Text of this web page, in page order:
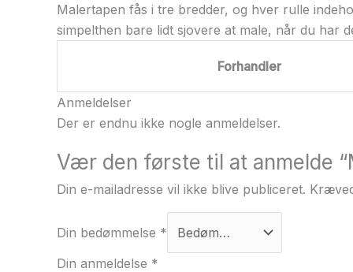
Malertapen fås i tre bredder, og hver rulle
simpelthen bare lidt sjovere at male, når du har
Forhandler
Anmeldelser
Der er endnu ikke nogle anmeldelser.
Vær den første til at anmelde
Din e-mailadresse vil ikke blive publiceret.
Din bedømmelse *
Din anmeldelse *